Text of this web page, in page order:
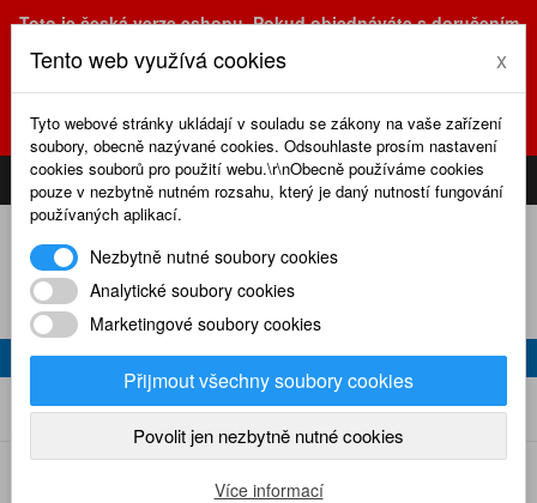
Toto je česká verze eshopu. Pokud objednáváte s doručením
(sk.eshop.rcrevue.cz - kliknutím na slovenskou vlajku)
POZOR ZMĚNA : výdejní místo a kancelář jsou nyní na adrese
Olšanská 3, Praha 3, tel. (+420) 222 723 388, 774 777 794.
CS
SK PŘIHLÁSIT KOŠÍK
ZLÍN Z-XII (043)
Home Plánky Plánky RC revue Zlín Z-XII (043)
Tento web využívá cookies x
Tyto webové stránky ukládají v souladu se zákony na vaše zařízení
soubory, obecně nazývané cookies. Odsouhlaste prosím nastavení
cookies souborů pro použití webu.\r\nObecně používáme cookies
pouze v nezbytně nutném rozsahu, který je daný nutností fungování
používaných aplikací.
Nezbytně nutné soubory cookies
Analytické soubory cookies
Marketingové soubory cookies
Přijmout všechny soubory cookies
Povolit jen nezbytně nutné cookies
Více informací